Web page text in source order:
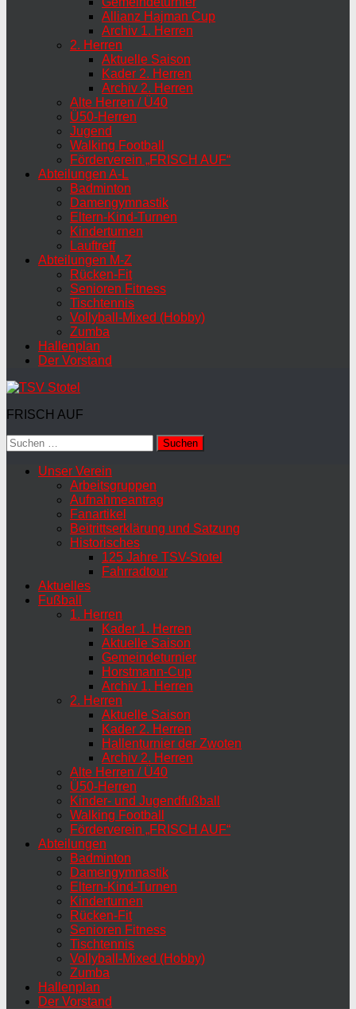
Allianz Hajman Cup
Archiv 1. Herren
2. Herren
Aktuelle Saison
Kader 2. Herren
Archiv 2. Herren
Alte Herren / Ü40
Ü50-Herren
Jugend
Walking Football
Förderverein „FRISCH AUF“
Abteilungen A-L
Badminton
Damengymnastik
Eltern-Kind-Turnen
Kinderturnen
Lauftreff
Abteilungen M-Z
Rücken-Fit
Senioren Fitness
Tischtennis
Vollyball-Mixed (Hobby)
Zumba
Hallenplan
Der Vorstand
FRISCH AUF
Suchen
nach:
Unser Verein
Arbeitsgruppen
Aufnahmeantrag
Fanartikel
Beitrittserklärung und Satzung
Historisches
125 Jahre TSV-Stotel
Fahrradtour
Aktuelles
Fußball
1. Herren
Kader 1. Herren
Aktuelle Saison
Gemeindeturnier
Horstmann-Cup
Archiv 1. Herren
2. Herren
Aktuelle Saison
Kader 2. Herren
Hallenturnier der Zwoten
Archiv 2. Herren
Alte Herren / Ü40
Ü50-Herren
Kinder- und Jugendfußball
Walking Football
Förderverein „FRISCH AUF“
Abteilungen
Badminton
Damengymnastik
Eltern-Kind-Turnen
Kinderturnen
Rücken-Fit
Senioren Fitness
Tischtennis
Vollyball-Mixed (Hobby)
Zumba
Hallenplan
Der Vorstand